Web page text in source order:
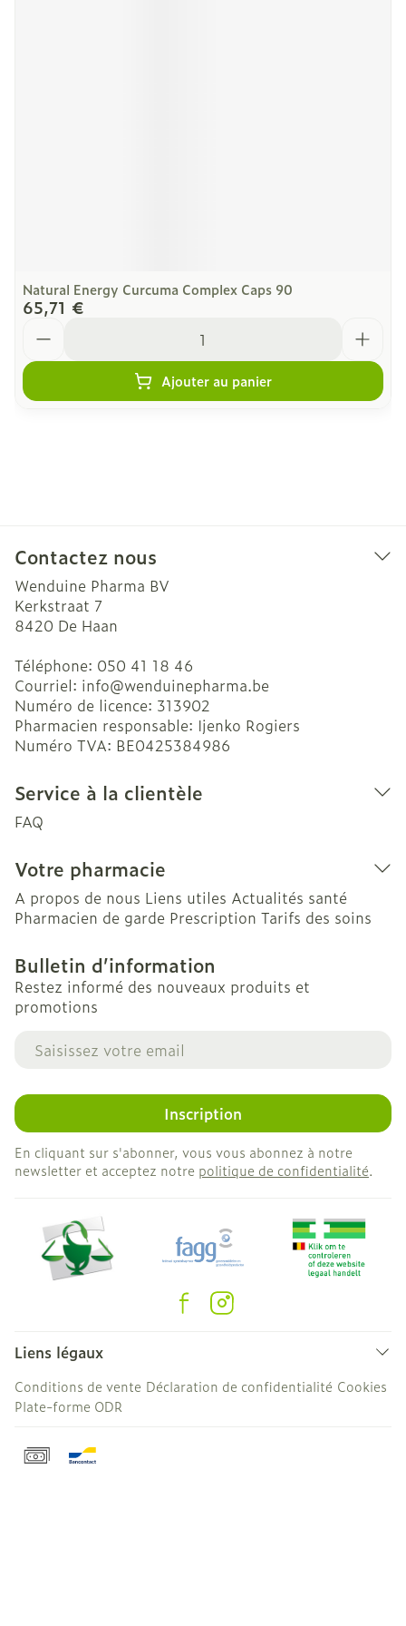
Natural Energy Curcuma Complex Caps 90
65,71 €
Ajouter au panier
Contactez nous
Wenduine Pharma BV
Kerkstraat 7
8420 De Haan
Téléphone: 050 41 18 46
Courriel: info@wenduinepharma.be
Numéro de licence: 313902
Pharmacien responsable: Ijenko Rogiers
Numéro TVA: BE0425384986
Service à la clientèle
FAQ
Votre pharmacie
A propos de nous Liens utiles Actualités santé
Pharmacien de garde Prescription Tarifs des soins
Bulletin d’information
Restez informé des nouveaux produits et
promotions
Adresse mail
Inscription
En cliquant sur s'abonner, vous vous abonnez à notre
newsletter et acceptez notre politique de confidentialité.
Liens légaux
Conditions de vente Déclaration de confidentialité Cookies
Plate-forme ODR